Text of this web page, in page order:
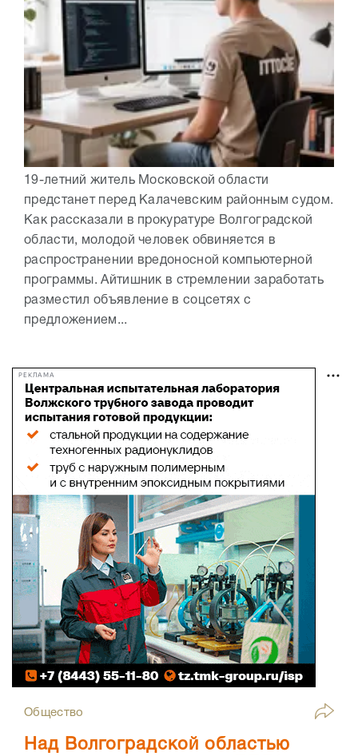
19-летний житель Московской области
предстанет перед Калачевским районным судом.
Как рассказали в прокуратуре Волгоградской
области, молодой человек обвиняется в
распространении вредоносной компьютерной
программы. Айтишник в стремлении заработать
разместил объявление в соцсетях с
предложением...
РЕКЛАМА
Общество
Над Волгоградской областью